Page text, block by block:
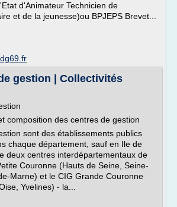
d'Animateur Technicien de
et de la jeunesse)ou BPJEPS Brevet...
gestion | Collectivités
composition des centres de gestion
sont des établissements publics
chaque département, sauf en Ile de
deux centres interdépartementaux de
Couronne (Hauts de Seine, Seine-
Marne) et le CIG Grande Couronne
Yvelines) - la...